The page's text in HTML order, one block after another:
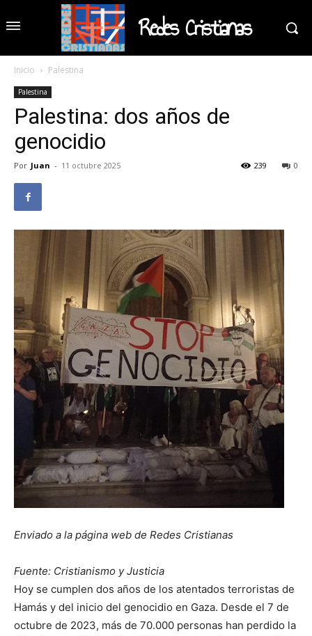
Redes Cristianas
Inicio Palestina
Palestina
Palestina: dos años de
genocidio
Por Juan - 11 octubre 2025 0
239
Enviado a la página web de Redes Cristianas
Fuente: Cristianismo y Justicia
Hoy se cumplen dos años de los atentados terroristas de
Hamás y del inicio del genocidio en Gaza. Desde el 7 de
octubre de 2023, más de 70.000 personas han perdido la